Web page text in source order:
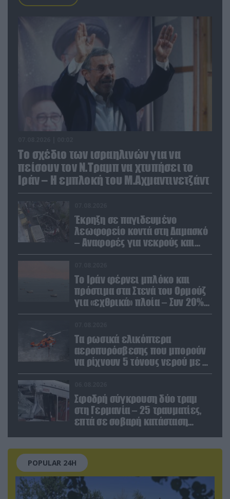
Το σχέδιο των ισραηλινών για να
πείσουν τον Ν.Τραμπ να χτυπήσει το
Ιράν – Η εμπλοκή του Μ.Αχμαντινετζάντ
Έκρηξη σε παγιδευμένο
λεωφορείο κοντά στη Δαμασκό
– Αναφορές για νεκρούς και
τραυματίες (βίντεο)
Το Ιράν φέρνει μπλόκο και
πρόστιμα στα Στενά του Ορμούζ
για «εχθρικά» πλοία – Συν 20%
στα φορτία
Τα ρωσικά ελικόπτερα
αεροπυρόσβεσης που μπορούν
να ρίχνουν 5 τόνους νερού με 8
μποφόρ
Σφοδρή σύγκρουση δύο τραμ
στη Γερμανία – 25 τραυματίες,
επτά σε σοβαρή κατάσταση
POPULAR 24H